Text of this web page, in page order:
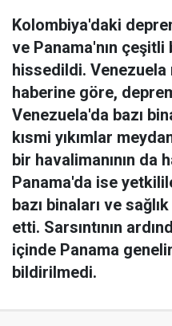
Kolombiya'daki
ve Panama'nın
hissedildi.
haberine göre,
Venezuela'da bazı
kısmi yıkımlar
bir havalimanının
Panama'da ise
bazı binaları ve
etti. Sarsıntının
içinde Panama
bildirilmedi.